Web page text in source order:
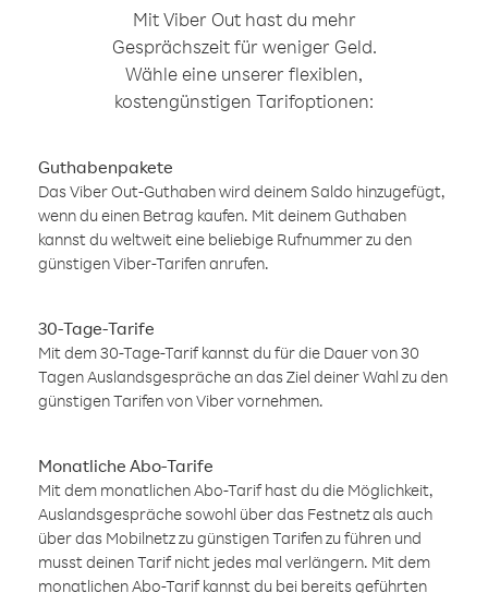
Mit Viber Out hast du mehr
Gesprächszeit für weniger Geld.
Wähle eine unserer flexiblen,
kostengünstigen Tarifoptionen:
Guthabenpakete
Das Viber Out-Guthaben wird deinem Saldo hinzugefügt,
wenn du einen Betrag kaufen. Mit deinem Guthaben
kannst du weltweit eine beliebige Rufnummer zu den
günstigen Viber-Tarifen anrufen.
30-Tage-Tarife
Mit dem 30-Tage-Tarif kannst du für die Dauer von 30
Tagen Auslandsgespräche an das Ziel deiner Wahl zu den
günstigen Tarifen von Viber vornehmen.
Monatliche Abo-Tarife
Mit dem monatlichen Abo-Tarif hast du die Möglichkeit,
Auslandsgespräche sowohl über das Festnetz als auch
über das Mobilnetz zu günstigen Tarifen zu führen und
musst deinen Tarif nicht jedes mal verlängern. Mit dem
monatlichen Abo-Tarif kannst du bei bereits geführten